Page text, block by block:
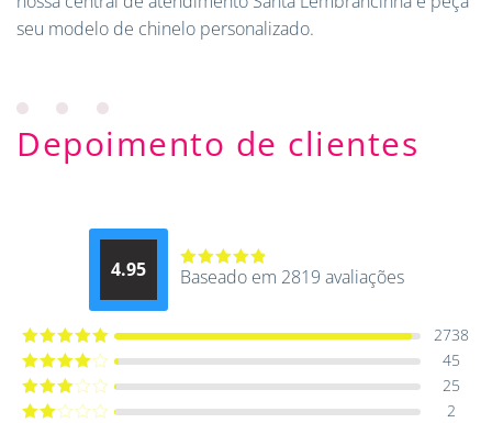
seu modelo de chinelo personalizado.
Depoimento de clientes
4.95
Avaliação
Baseado em 2819 avaliações
Avaliação5
2738
Avaliação
45
Avaliação
25
2